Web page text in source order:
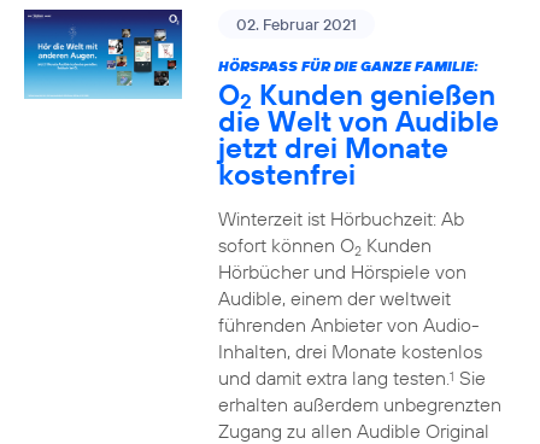
02. Februar 2021
HÖRSPASS FÜR DIE GANZE FAMILIE:
O2 Kunden genießen
die Welt von Audible
jetzt drei Monate
kostenfrei
Winterzeit ist Hörbuchzeit: Ab
sofort können O2Kunden
Hörbücher und Hörspiele von
Audible, einem der weltweit
führenden Anbieter von Audio-
Inhalten, drei Monate kostenlos
und damit extra lang testen.1 Sie
erhalten außerdem unbegrenzten
Zugang zu allen Audible Original